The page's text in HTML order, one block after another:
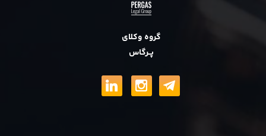
گروه وکلای
پــرگاس